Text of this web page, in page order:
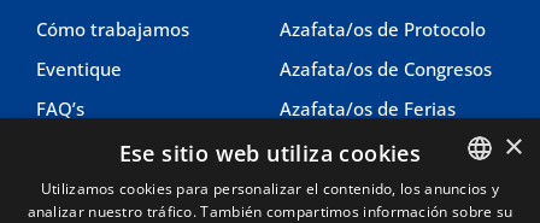
Cómo trabajamos
Eventique
FAQ’s
Azafata/os de Protocolo
Azafata/os de Congresos
Azafata/os de Ferias
Azafata/os de Imagen
Coordinacion eventos
SPANISH
×
Ese sitio web utiliza cookies
Utilizamos cookies para personalizar el contenido, los anuncios y
analizar nuestro tráfico. También compartimos información sobre su